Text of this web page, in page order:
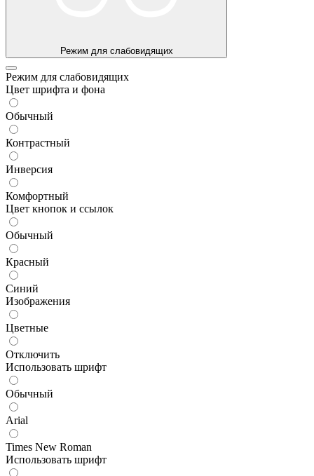
Режим для слабовидящих
Режим для слабовидящих
Цвет шрифта и фона
Обычный
Контрастный
Инверсия
Комфортный
Цвет кнопок и ссылок
Обычный
Красный
Синий
Изображения
Цветные
Отключить
Использовать шрифт
Обычный
Arial
Times New Roman
Использовать шрифт